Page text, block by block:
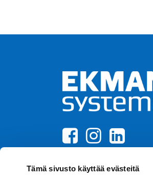
Tämä sivusto käyttää evästeitä